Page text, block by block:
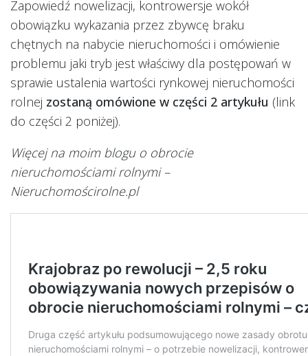
Zapowiedź nowelizacji, kontrowersje wokół
obowiązku wykazania przez zbywcę braku
chętnych na nabycie nieruchomości i omówienie
problemu jaki tryb jest właściwy dla postępowań w
sprawie ustalenia wartości rynkowej nieruchomości
rolnej zostaną omówione w części 2 artykułu (link
do części 2 poniżej).
Więcej na moim blogu o obrocie
nieruchomościami rolnymi –
Nieruchomościrolne.pl